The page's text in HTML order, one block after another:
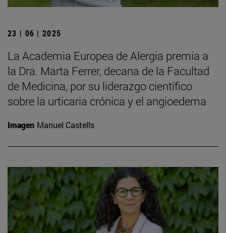
23 | 06 | 2025
La Academia Europea de Alergia premia a
la Dra. Marta Ferrer, decana de la Facultad
de Medicina, por su liderazgo científico
sobre la urticaria crónica y el angioedema
Imagen Manuel Castells